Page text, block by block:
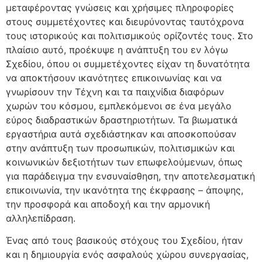
μεταφέροντας γνώσεις και χρήσιμες πληροφορίες
στους συμμετέχοντες και διευρύνοντας ταυτόχρονα
τους ιστορικούς και πολιτισμικούς ορίζοντές τους. Στο
πλαίσιο αυτό, προέκυψε η ανάπτυξη του εν λόγω
Σχεδίου, όπου οι συμμετέχοντες είχαν τη δυνατότητα
να αποκτήσουν ικανότητες επικοινωνίας και να
γνωρίσουν την Τέχνη και τα παιχνίδια διαφόρων
χωρών του κόσμου, εμπλεκόμενοι σε ένα μεγάλο
εύρος διαδραστικών δραστηριοτήτων. Τα βιωματικά
εργαστήρια αυτά σχεδιάστηκαν και αποσκοπούσαν
στην ανάπτυξη των προσωπικών, πολιτισμικών και
κοινωνικών δεξιοτήτων των επωφελούμενων, όπως
για παράδειγμα την ενσυναίσθηση, την αποτελεσματική
επικοινωνία, την ικανότητα της έκφρασης – άποψης,
την προσφορά και αποδοχή και την αρμονική
αλληλεπίδραση.
Ένας από τους βασικούς στόχους του Σχεδίου, ήταν
και η δημιουργία ενός ασφαλούς χώρου συνεργασίας,